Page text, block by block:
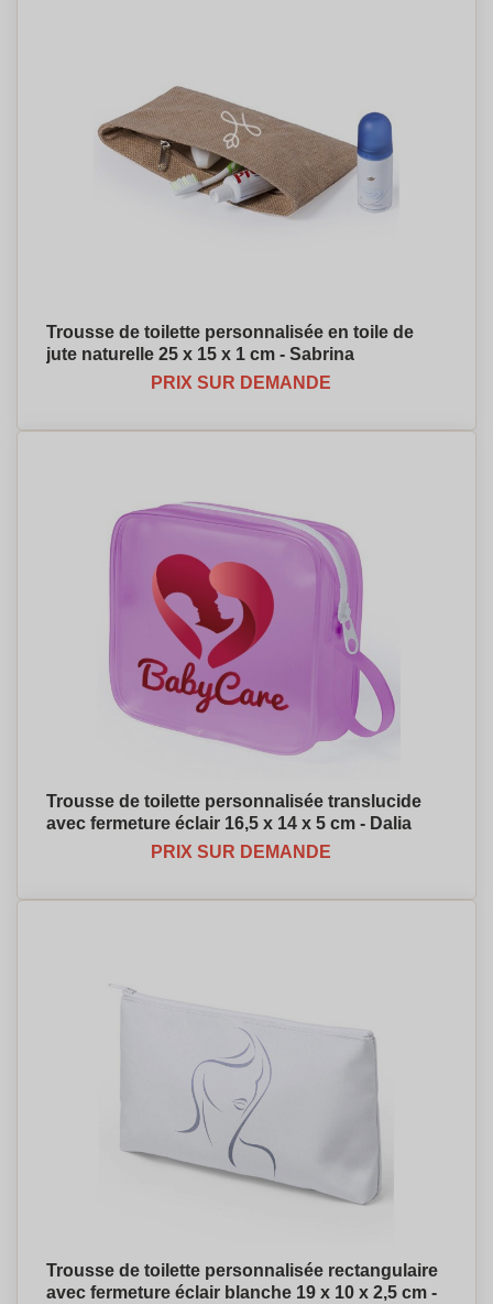
Trousse de toilette personnalisée en toile de
jute naturelle 25 x 15 x 1 cm - Sabrina
PRIX SUR DEMANDE
Trousse de toilette personnalisée translucide
avec fermeture éclair 16,5 x 14 x 5 cm - Dalia
PRIX SUR DEMANDE
Trousse de toilette personnalisée rectangulaire
avec fermeture éclair blanche 19 x 10 x 2,5 cm -